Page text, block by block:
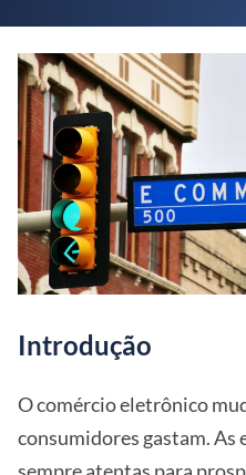
Introdução
O comércio eletrônico
consumidores gastam. As